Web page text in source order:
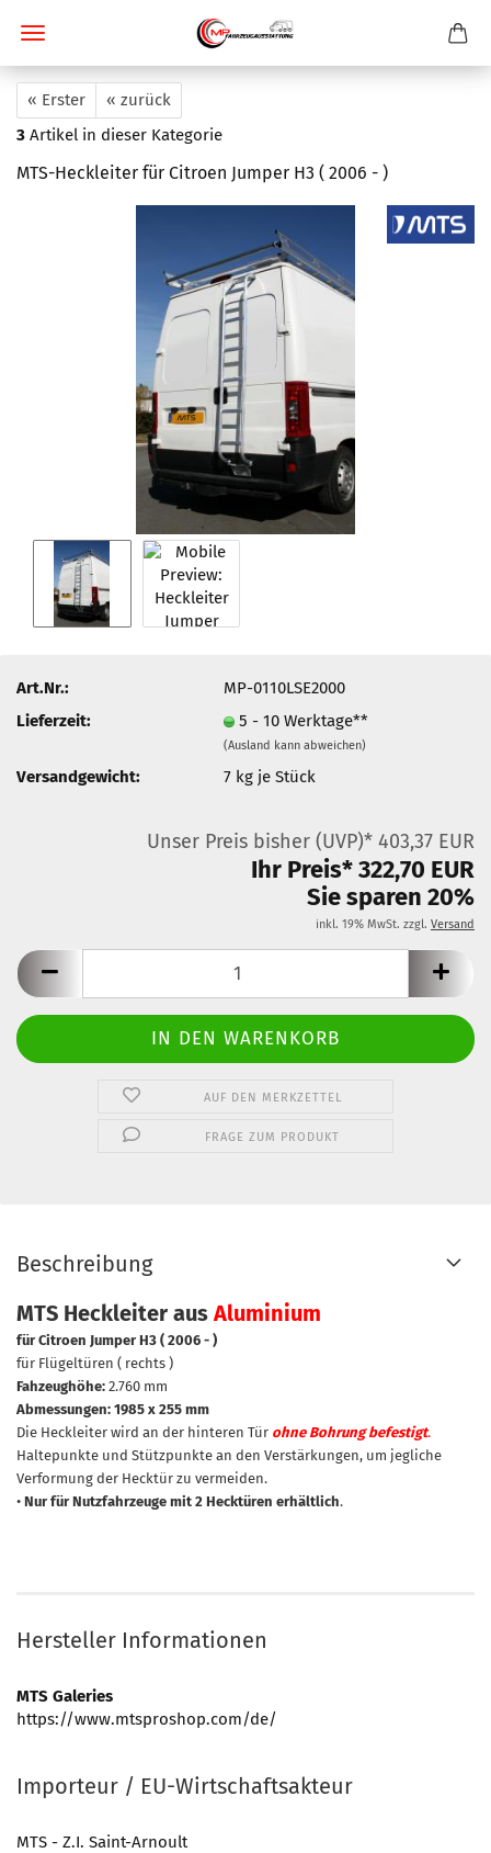
« Erster
« zurück
3 Artikel in dieser Kategorie
MTS-Heckleiter für Citroen Jumper H3 ( 2006 - )
Art.Nr.:
MP-0110LSE2000
Lieferzeit:
5 - 10 Werktage**
(Ausland kann abweichen)
Versandgewicht: 7 kg je Stück
Unser Preis bisher (UVP)* 403,37 EUR
Ihr Preis* 322,70 EUR
Sie sparen 20%
inkl. 19% MwSt. zzgl. Versand
AUF DEN MERKZETTEL
FRAGE ZUM PRODUKT
Beschreibung
MTS Heckleiter ausAluminium
für Citroen Jumper H3 ( 2006 - )
für Flügeltüren ( rechts )
Fahzeughöhe: 2.760 mm
Abmessungen: 1985 x 255 mm
Die Heckleiter wird an der hinteren Tür ohne Bohrung befestigt.
Haltepunkte und Stützpunkte an den Verstärkungen, um jegliche
Verformung der Hecktür zu vermeiden.
• Nur für Nutzfahrzeuge mit 2 Hecktüren erhältlich.
Hersteller Informationen
MTS Galeries
https://www.mtsproshop.com/de/
Importeur / EU-Wirtschaftsakteur
MTS - Z.I. Saint-Arnoult